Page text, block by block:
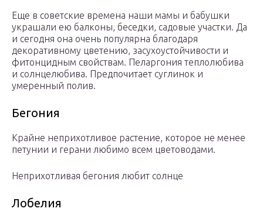
Еще в советские времена наши мамы и бабушки
украшали ею балконы, беседки, садовые участки. Да
и сегодня она очень популярна благодаря
декоративному цветению, засухоустойчивости и
фитонцидным свойствам. Пеларгония теплолюбива
и солнцелюбива. Предпочитает суглинок и
умеренный полив.
Бегония
Крайне неприхотливое растение, которое не менее
петунии и герани любимо всем цветоводами.
Неприхотливая бегония любит солнце
Лобелия